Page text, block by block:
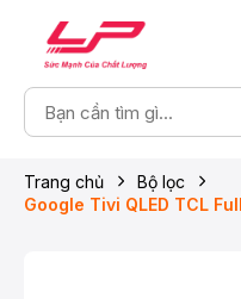
Trang chủ
Bộ lọc
Google Tivi QLED TCL